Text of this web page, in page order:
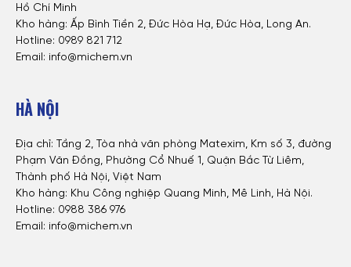
Hồ Chí Minh
Kho hàng: Ấp Bình Tiền 2, Đức Hòa Hạ, Đức Hòa, Long An.
Hotline: 0989 821 712
Email: info@michem.vn
HÀ NỘI
Địa chỉ: Tầng 2, Tòa nhà văn phòng Matexim, Km số 3, đường
Phạm Văn Đồng, Phường Cổ Nhuế 1, Quận Bắc Từ Liêm,
Thành phố Hà Nội, Việt Nam
Kho hàng: Khu Công nghiệp Quang Minh, Mê Linh, Hà Nội.
Hotline: 0988 386 976
Email: info@michem.vn